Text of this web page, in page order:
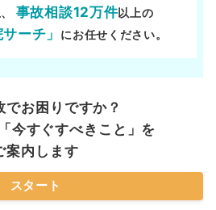
事故相談12万件以上の
ーチ」 にお任せください。
でお困りですか？
今すぐすべきこと」を
案内します
スタート